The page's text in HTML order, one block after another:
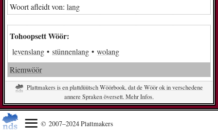
Woort afleidt von:lang
Tohoopsett Wöör:
levenslang stünnenlang
wolang
Riemwöör
Plattmakers is en plattdüütsch Wöörbook, dat de Wöör ok in verschedene
annere Spraken översett. Mehr Infos.
© 2007–2024 Plattmakers